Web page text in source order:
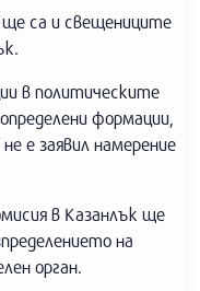
са и свещениците
в политическите
формации,
е заявил намерение
в Казанлък ще
на
орган.